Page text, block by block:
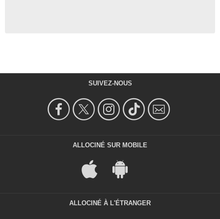
SUIVEZ-NOUS
ALLOCINÉ SUR MOBILE
ALLOCINÉ À L'ÉTRANGER